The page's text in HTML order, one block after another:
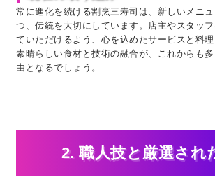
常に進化を続ける割烹三寿司は、新しいメニ
つ、伝統を大切にしています。店主やスタッ
ていただけるよう、心を込めたサービスと料理
素晴らしい食材と技術の融合が、これからも
由となるでしょう。
2. 職人技と厳選され